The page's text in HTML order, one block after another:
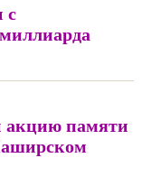
с
акцию памяти